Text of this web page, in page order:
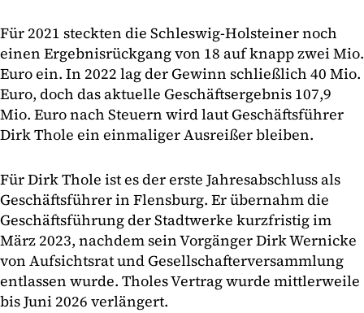
Für 2021 steckten die Schleswig-Holsteiner noch
einen Ergebnisrückgang von 18 auf knapp zwei Mio.
Euro ein. In 2022 lag der Gewinn schließlich 40 Mio.
Euro, doch das aktuelle Geschäftsergebnis 107,9
Mio. Euro nach Steuern wird laut Geschäftsführer
Dirk Thole ein einmaliger Ausreißer bleiben.
Für Dirk Thole ist es der erste Jahresabschluss als
Geschäftsführer in Flensburg. Er übernahm die
Geschäftsführung der Stadtwerke kurzfristig im
März 2023, nachdem sein Vorgänger Dirk Wernicke
von Aufsichtsrat und Gesellschafterversammlung
entlassen wurde. Tholes Vertrag wurde mittlerweile
bis Juni 2026 verlängert.